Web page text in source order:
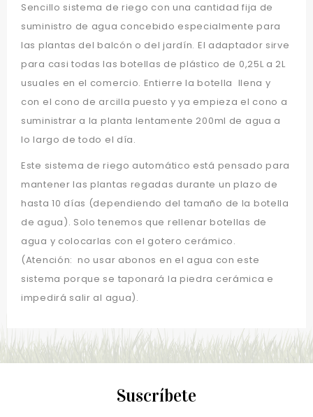
Sencillo sistema de riego con una cantidad fija de
suministro de agua concebido especialmente para
las plantas del balcón o del jardín. El adaptador sirve
para casi todas las botellas de plástico de 0,25L a 2L
usuales en el comercio. Entierre la botella llena y
con el cono de arcilla puesto y ya empieza el cono a
suministrar a la planta lentamente 200ml de agua a
lo largo de todo el día.
Este sistema de riego automático está pensado para
mantener las plantas regadas durante un plazo de
hasta 10 días (dependiendo del tamaño de la botella
de agua). Solo tenemos que rellenar botellas de
agua y colocarlas con el gotero cerámico.
(Atención: no usar abonos en el agua con este
sistema porque se taponará la piedra cerámica e
impedirá salir al agua).
Suscríbete